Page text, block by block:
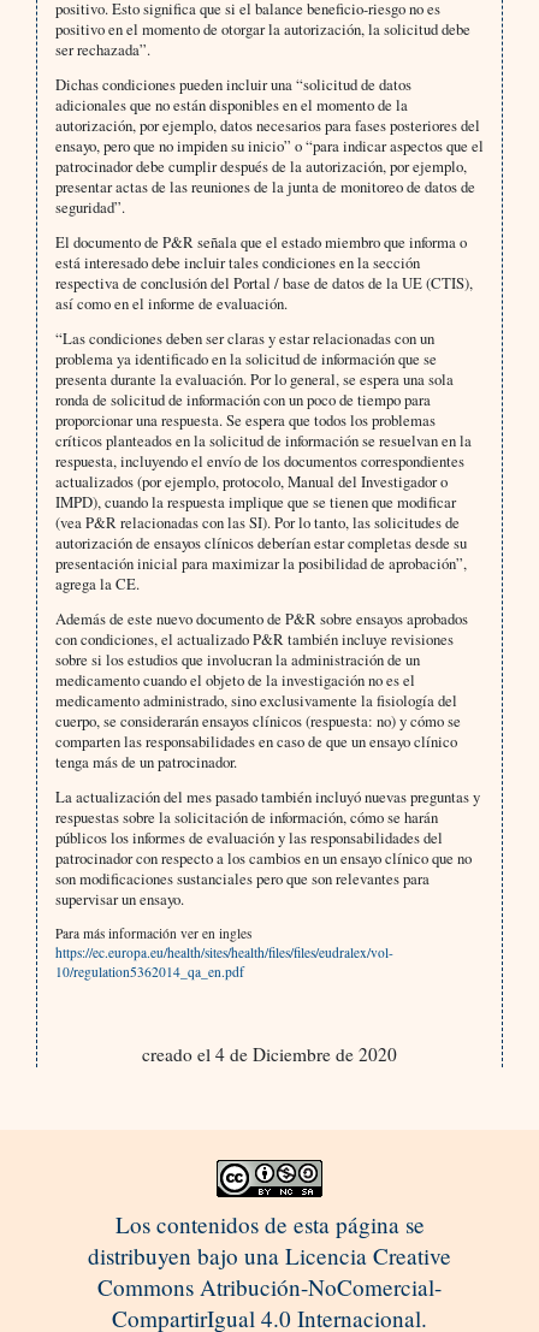
positivo. Esto significa que si el balance beneficio-riesgo no es
positivo en el momento de otorgar la autorización, la solicitud debe
ser rechazada”.
Dichas condiciones pueden incluir una “solicitud de datos
adicionales que no están disponibles en el momento de la
autorización, por ejemplo, datos necesarios para fases posteriores del
ensayo, pero que no impiden su inicio” o “para indicar aspectos que el
patrocinador debe cumplir después de la autorización, por ejemplo,
presentar actas de las reuniones de la junta de monitoreo de datos de
seguridad”.
El documento de P&R señala que el estado miembro que informa o
está interesado debe incluir tales condiciones en la sección
respectiva de conclusión del Portal / base de datos de la UE (CTIS),
así como en el informe de evaluación.
“Las condiciones deben ser claras y estar relacionadas con un
problema ya identificado en la solicitud de información que se
presenta durante la evaluación. Por lo general, se espera una sola
ronda de solicitud de información con un poco de tiempo para
proporcionar una respuesta. Se espera que todos los problemas
críticos planteados en la solicitud de información se resuelvan en la
respuesta, incluyendo el envío de los documentos correspondientes
actualizados (por ejemplo, protocolo, Manual del Investigador o
IMPD), cuando la respuesta implique que se tienen que modificar
(vea P&R relacionadas con las SI). Por lo tanto, las solicitudes de
autorización de ensayos clínicos deberían estar completas desde su
presentación inicial para maximizar la posibilidad de aprobación”,
agrega la CE.
Además de este nuevo documento de P&R sobre ensayos aprobados
con condiciones, el actualizado P&R también incluye revisiones
sobre si los estudios que involucran la administración de un
medicamento cuando el objeto de la investigación no es el
medicamento administrado, sino exclusivamente la fisiología del
cuerpo, se considerarán ensayos clínicos (respuesta: no) y cómo se
comparten las responsabilidades en caso de que un ensayo clínico
tenga más de un patrocinador.
La actualización del mes pasado también incluyó nuevas preguntas y
respuestas sobre la solicitación de información, cómo se harán
públicos los informes de evaluación y las responsabilidades del
patrocinador con respecto a los cambios en un ensayo clínico que no
son modificaciones sustanciales pero que son relevantes para
supervisar un ensayo.
Para más información ver en ingles
https://ec.europa.eu/health/sites/health/files/files/eudralex/vol-
10/regulation5362014_qa_en.pdf
creado el 4 de Diciembre de 2020
Los contenidos de esta página se
distribuyen bajo una Licencia Creative
Commons Atribución-NoComercial-
CompartirIgual 4.0 Internacional.